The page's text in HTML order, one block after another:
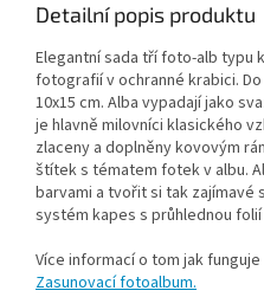
Detailní popis produktu
Elegantní sada tří foto-alb typu
fotografií v ochranné krabici.
10x15 cm. Alba vypadají jako
je hlavně milovníci klasického
zlaceny a doplněny kovovým
štítek s tématem fotek v albu.
barvami a tvořit si tak zajímavé
systém kapes s průhlednou
Více informací o tom jak
Zasunovací fotoalbum.